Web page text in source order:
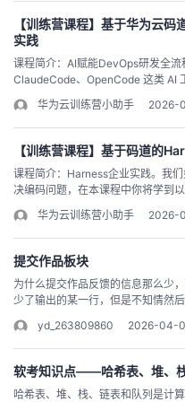
的
博
我
的
坛
我
圈
的
我
动
关
注
的
开
发
我
的
Programs
我
的
机制能提前将热点数据加载至高速
应，实现性能与成本的动态平衡。
心在于“自动化流转与垃圾回收”。
立自动化的生命周期管理机制。通
将训练完成后的冷数据自动降级至
60%以上。此外，针对废弃的临时
“采、存、算、管”全生命周期的智
冷数据安睡在低成本仓库中，从而
资产的最优性价比。
【训练营课程】基于华为云
实践
课程简介：AI赋能DevOps研发全流
ClaudeCode、OpenCode 这类 AI
重复、标准化、高耗时的工作，把
续深入探索，在本课程你将学习到
城代码开发：检查成果，功能微调
水线配置：持续优化&后续资源释放
华为云训练营小助手 2026-
【训练营课程】基于码道的
课程简介：Harness企业实践。我
决编码问题，在本课程中你将学到
Harness什么是，Harness实践之
编程不再是尝鲜，而是主流，大量
厂商如何把 Agent 运行变成可迭代
进，Harness如何管理好一个
团队配置6、基于码道与CodeArts
到端 Agent 自动化流水线
华为云训练营小助手 2026-
提交作品板块
为什么提交作品反馈的信息那么少
少了输出的某一行，但是不知情然
末倒置吗？到底是让我们优化算法
反馈信息，也看不到具体错误，不
yd_263809860 2026-04-
软考知识点——哈希表、堆、
哈希表、堆、栈、链表和队列是计